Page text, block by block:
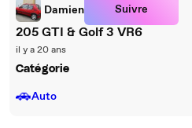
Damien Suivre
205 GTI & Golf 3 VR6
il y a 20 ans
Catégorie
🚗Auto